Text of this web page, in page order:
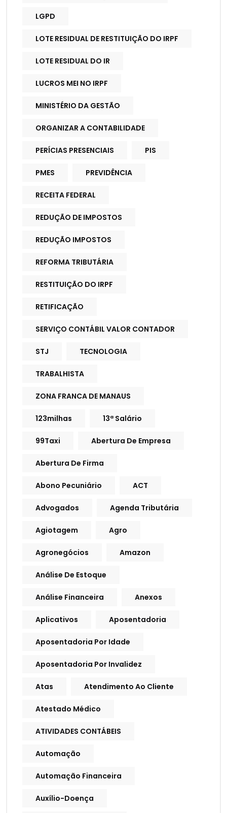
LGPD
LOTE RESIDUAL DE RESTITUIÇÃO DO IRPF
LOTE RESIDUAL DO IR
LUCROS MEI NO IRPF
MINISTÉRIO DA GESTÃO
ORGANIZAR A CONTABILIDADE
PERÍCIAS PRESENCIAIS PIS
PMES PREVIDÊNCIA
RECEITA FEDERAL
REDUÇÃO DE IMPOSTOS
REDUÇÃO IMPOSTOS
REFORMA TRIBUTÁRIA
RESTITUIÇÃO DO IRPF
RETIFICAÇÃO
SERVIÇO CONTÁBIL VALOR CONTADOR
STJ TECNOLOGIA
TRABALHISTA
ZONA FRANCA DE MANAUS
123milhas 13ª Salário
99Taxi Abertura De Empresa
Abertura De Firma
Abono Pecuniário ACT
Advogados Agenda Tributária
Agiotagem Agro
Agronegócios Amazon
Análise De Estoque
Análise Financeira Anexos
Aplicativos Aposentadoria
Aposentadoria Por Idade
Aposentadoria Por Invalidez
Atas Atendimento Ao Cliente
Atestado Médico
ATIVIDADES CONTÁBEIS
Automação
Automação Financeira
Auxílio-Doença